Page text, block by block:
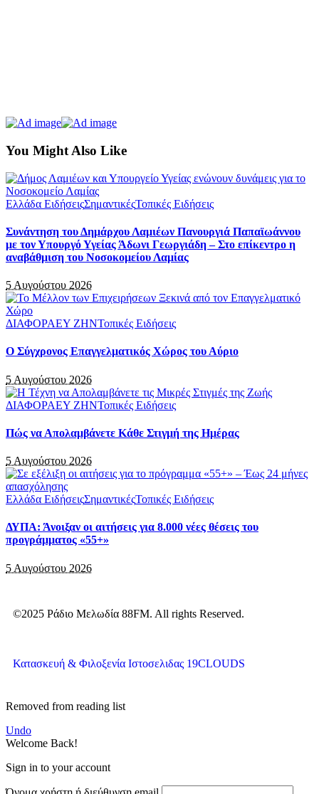
You Might Also Like
Ελλάδα ΕιδήσειςΣημαντικέςΤοπικές Ειδήσεις
Συνάντηση του Δημάρχου Λαμιέων Πανουργιά Παπαϊωάννου
με τον Υπουργό Υγείας Άδωνι Γεωργιάδη – Στο επίκεντρο η
αναβάθμιση του Νοσοκομείου Λαμίας
5 Αυγούστου 2026
ΔΙΑΦΟΡΑΕΥ ΖΗΝΤοπικές Ειδήσεις
Ο Σύγχρονος Επαγγελματικός Χώρος του Αύριο
5 Αυγούστου 2026
ΔΙΑΦΟΡΑΕΥ ΖΗΝΤοπικές Ειδήσεις
Πώς να Απολαμβάνετε Κάθε Στιγμή της Ημέρας
5 Αυγούστου 2026
Ελλάδα ΕιδήσειςΣημαντικέςΤοπικές Ειδήσεις
ΔΥΠΑ: Άνοιξαν οι αιτήσεις για 8.000 νέες θέσεις του
προγράμματος «55+»
5 Αυγούστου 2026
©2025 Ράδιο Μελωδία 88FM. All rights Reserved.
Κατασκευή & Φιλοξενία Ιστοσελιδας 19CLOUDS
Removed from reading list
Undo
Welcome Back!
Sign in to your account